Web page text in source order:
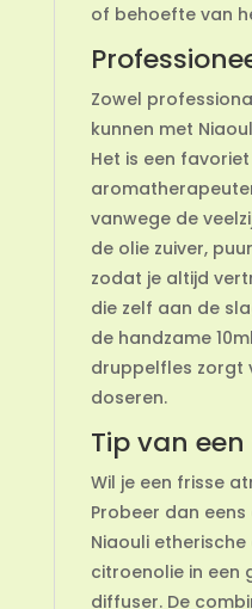
of behoefte van
Zowel
kunnen met
Het is een
vanwege de
de olie zuiver,
zodat je altijd
die zelf aan de
de handzame
druppelfles zorgt
doseren.
Tip van
Wil je een frisse
Probeer dan
Niaouli
citroenolie in een
diffuser. De